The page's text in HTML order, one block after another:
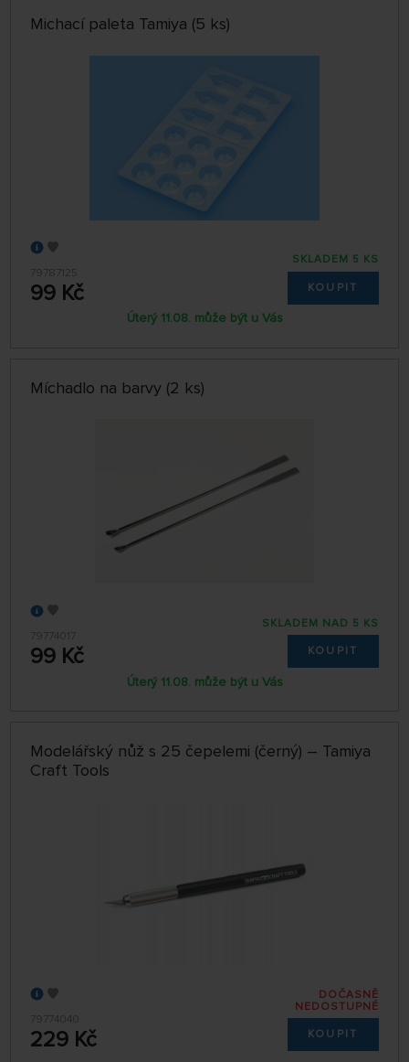
Michací paleta Tamiya (5 ks)
79787125
99 Kč
SKLADEM 5 KS
KOUPIT
Úterý 11.08. může být u Vás
Míchadlo na barvy (2 ks)
79774017
99 Kč
SKLADEM NAD 5 KS
KOUPIT
Úterý 11.08. může být u Vás
Modelářský nůž s 25 čepelemi (černý) – Tamiya
Craft Tools
79774040
229 Kč
DOČASNĚ
NEDOSTUPNÉ
KOUPIT